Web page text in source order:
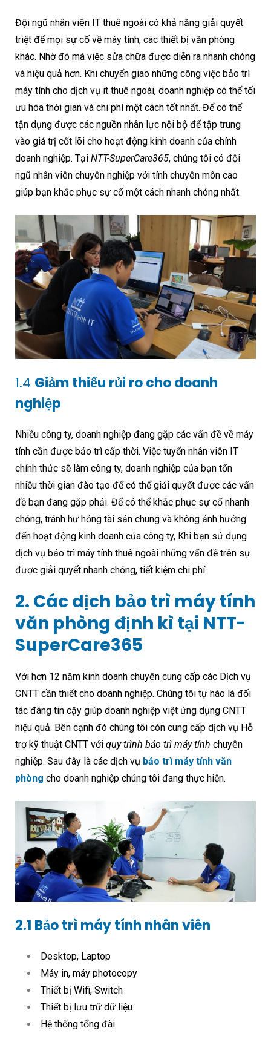
Đội ngũ nhân viên IT thuê ngoài có khả năng giải quyết
triệt để mọi sự cố về máy tính, các thiết bị văn phòng
khác. Nhờ đó mà việc sửa chữa được diễn ra nhanh chóng
và hiệu quả hơn. Khi chuyển giao những công việc bảo trì
máy tính cho dịch vụ it thuê ngoài, doanh nghiệp có thể tối
ưu hóa thời gian và chi phí một cách tốt nhất. Để có thể
tận dụng được các nguồn nhân lực nội bộ để tập trung
vào giá trị cốt lõi cho hoạt động kinh doanh của chính
doanh nghiệp. Tại NTT-SuperCare365, chúng tôi có đội
ngũ nhân viên chuyên nghiệp với tính chuyên môn cao
giúp bạn khắc phục sự cố một cách nhanh chóng nhất.
1.4 Giảm thiểu rủi ro cho doanh
nghiệp
Nhiều công ty, doanh nghiệp đang gặp các vấn đề về máy
tính cần được bảo trì cấp thời. Việc tuyển nhân viên IT
chính thức sẽ làm công ty, doanh nghiệp của bạn tốn
nhiều thời gian đào tạo để có thể giải quyết được các vấn
đề bạn đang gặp phải. Để có thể khắc phục sự cố nhanh
chóng, tránh hư hỏng tài sản chung và không ảnh hưởng
đến hoạt động kinh doanh của công ty, Khi bạn sử dụng
dịch vụ bảo trì máy tính thuê ngoài những vấn đề trên sự
được giải quyết nhanh chóng, tiết kiệm chi phí.
2. Các dịch bảo trì máy tính
văn phòng định kì tại NTT-
SuperCare365
Với hơn 12 năm kinh doanh chuyên cung cấp các Dịch vụ
CNTT cần thiết cho doanh nghiệp. Chúng tôi tự hào là đối
tác đáng tin cậy giúp doanh nghiệp việt ứng dụng CNTT
hiệu quả. Bên cạnh đó chúng tôi còn cung cấp dịch vụ Hỗ
trợ kỹ thuật CNTT với quy trình bảo trì máy tính chuyên
nghiệp. Sau đây là các dịch vụ bảo trì máy tính văn
phòng cho doanh nghiệp chúng tôi đang thực hiện.
2.1 Bảo trì máy tính nhân viên
Desktop, Laptop
Máy in, máy photocopy
Thiết bị Wifi, Switch
Thiết bị lưu trữ dữ liệu
Hệ thống tổng đài